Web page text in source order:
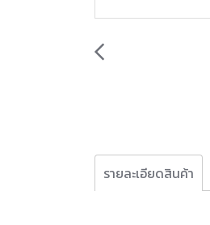
รายละเอียดสินค้า